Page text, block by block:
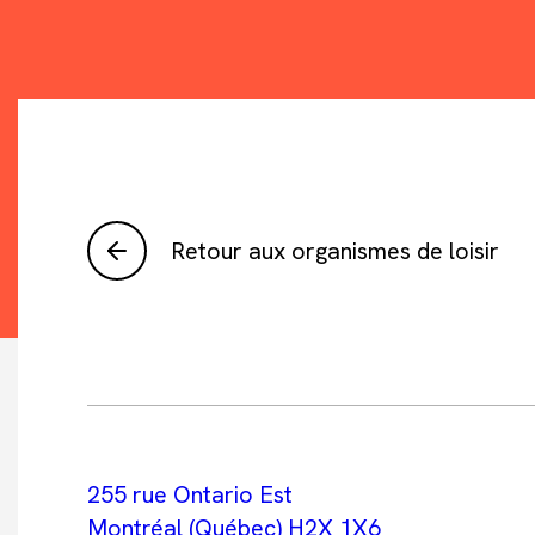
Retour aux organismes de loisir
255 rue Ontario Est
Montréal (Québec) H2X 1X6